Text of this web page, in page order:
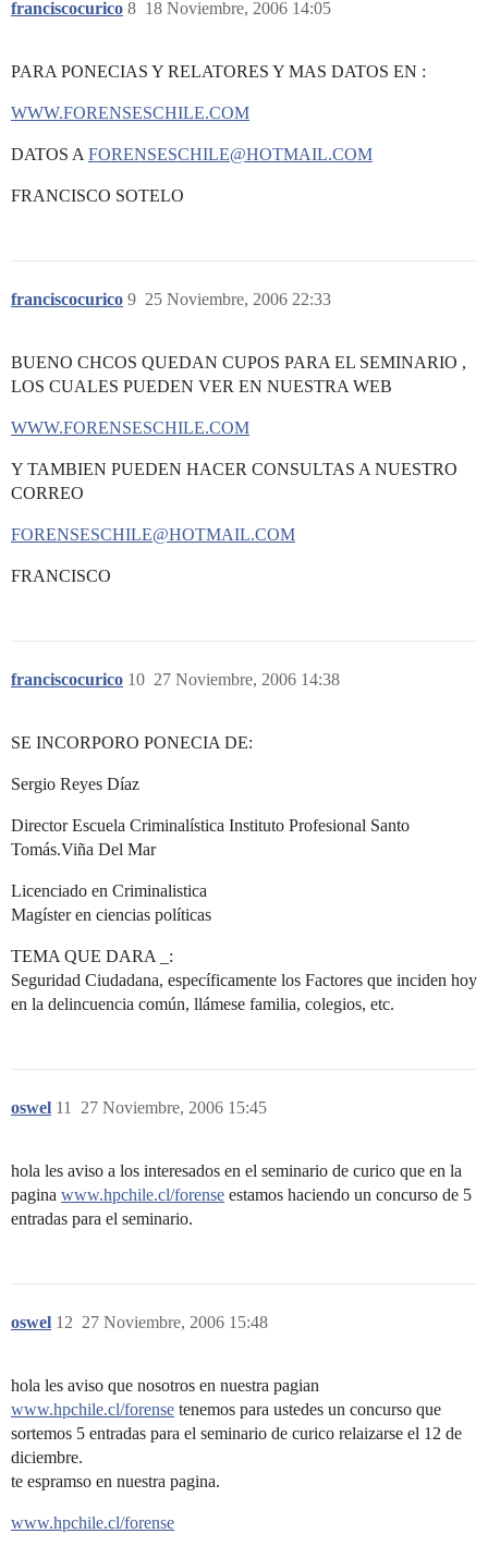
franciscocurico 18 Noviembre, 2006 14:05
8
PARA PONECIAS Y RELATORES Y MAS DATOS EN :
WWW.FORENSESCHILE.COM
DATOS A FORENSESCHILE@HOTMAIL.COM
FRANCISCO SOTELO
franciscocurico 25 Noviembre, 2006 22:33
9
BUENO CHCOS QUEDAN CUPOS PARA EL SEMINARIO ,
LOS CUALES PUEDEN VER EN NUESTRA WEB
WWW.FORENSESCHILE.COM
Y TAMBIEN PUEDEN HACER CONSULTAS A NUESTRO
CORREO
FORENSESCHILE@HOTMAIL.COM
FRANCISCO
franciscocurico 27 Noviembre, 2006 14:38
10
SE INCORPORO PONECIA DE:
Sergio Reyes Díaz
Director Escuela Criminalística Instituto Profesional Santo
Tomás.Viña Del Mar
Licenciado en Criminalistica
Magíster en ciencias políticas
TEMA QUE DARA _:
Seguridad Ciudadana, específicamente los Factores que inciden hoy
en la delincuencia común, llámese familia, colegios, etc.
oswel 27 Noviembre, 2006 15:45
11
hola les aviso a los interesados en el seminario de curico que en la
pagina www.hpchile.cl/forense estamos haciendo un concurso de 5
entradas para el seminario.
oswel 27 Noviembre, 2006 15:48
12
hola les aviso que nosotros en nuestra pagian
www.hpchile.cl/forense tenemos para ustedes un concurso que
sortemos 5 entradas para el seminario de curico relaizarse el 12 de
diciembre.
te espramso en nuestra pagina.
www.hpchile.cl/forense